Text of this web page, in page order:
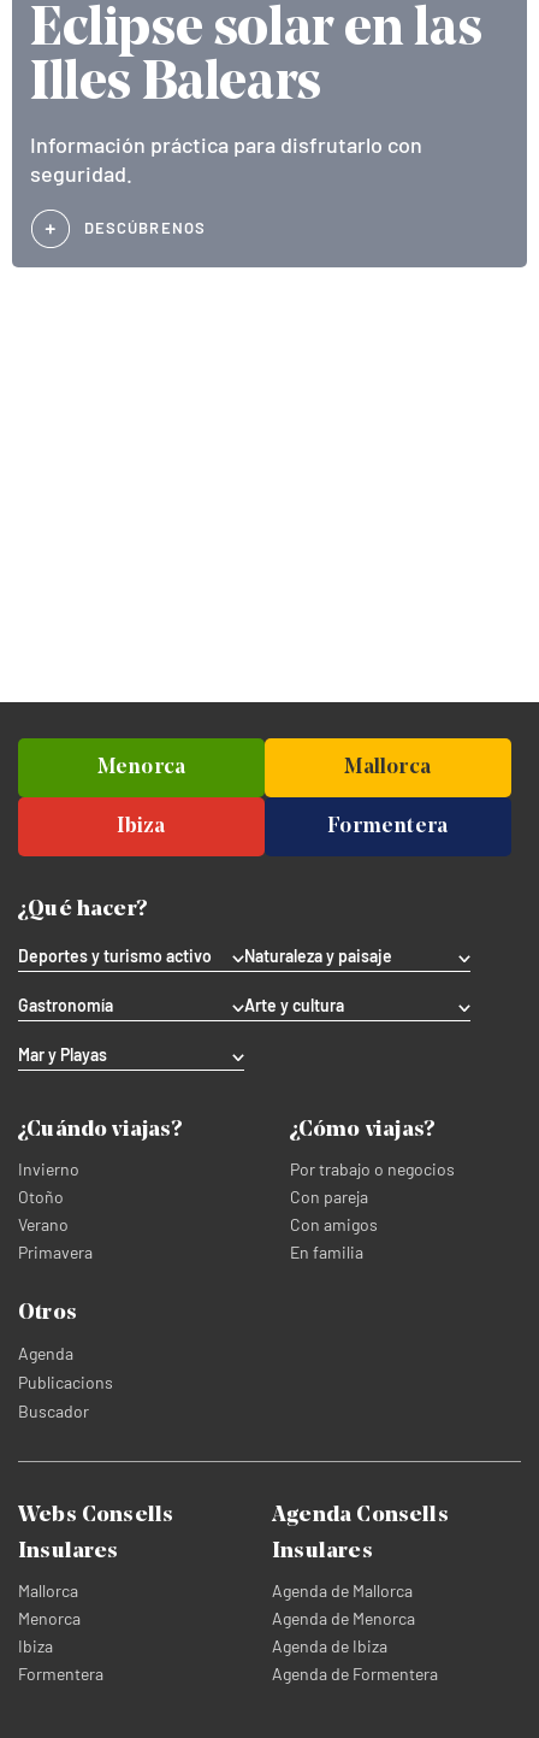
Eclipse solar en las
Illes Balears
Información práctica para disfrutarlo con
seguridad.
DESCÚBRENOS
Menorca Mallorca
Ibiza Formentera
¿Qué hacer?
Deportes y turismo activo Naturaleza y paisaje
Gastronomía Arte y cultura
Mar y Playas
¿Cuándo viajas?
Invierno
Otoño
Verano
Primavera
¿Cómo viajas?
Por trabajo o negocios
Con pareja
Con amigos
En familia
Otros
Agenda
Publicacions
Buscador
Webs Consells
Insulares
Mallorca
Menorca
Ibiza
Formentera
Agenda Consells
Insulares
Agenda de Mallorca
Agenda de Menorca
Agenda de Ibiza
Agenda de Formentera